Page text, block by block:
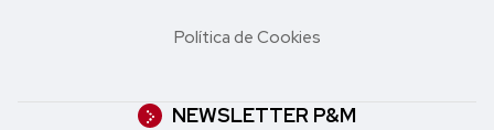
Política de Cookies
NEWSLETTER P&M